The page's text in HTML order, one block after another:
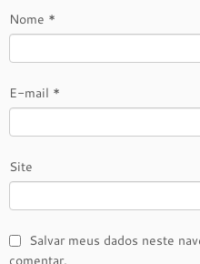
Nome *
E-mail *
Site
Salvar meus dados neste
comentar.